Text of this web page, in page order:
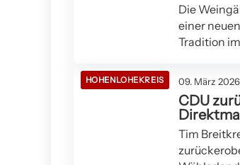
Die
einer
Tradition
HOHENLOHEKREIS 09. März 2026
CDU
Tim